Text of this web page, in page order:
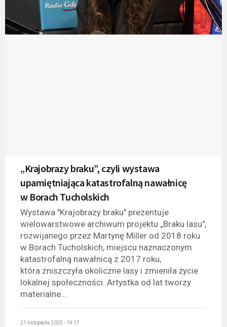
„Krajobrazy braku”, czyli wystawa
upamiętniająca katastrofalną nawałnicę
w Borach Tucholskich
Wystawa "Krajobrazy braku" prezentuje
wielowarstwowe archiwum projektu „Braku lasu",
rozwijanego przez Martynę Miller od 2018 roku
w Borach Tucholskich, miejscu naznaczonym
katastrofalną nawałnicą z 2017 roku,
która zniszczyła okoliczne lasy i zmieniła życie
lokalnej społeczności. Artystka od lat tworzy
materialne...
21 listopada 2025 - 14:17